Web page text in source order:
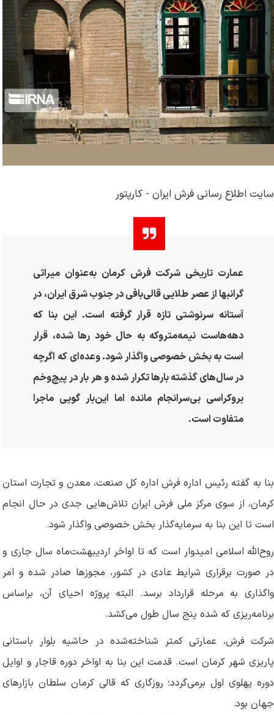
سایت اطلاع رسانی فرش ایران - کارپتور
عمارت تاریخی شرکت فرش کرمان به‌عنوان میراثی
گرانبها از عصر طلایی قالی‌بافی در جنوب شرق ایران، در
آستانه سرنوشتی تازه قرار گرفته است. این بنا که
دهه‌هاست نیمه‌متروکه به حال خود رها شده، قرار
است به بخش خصوصی واگذار شود. وعده‌ای که اگرچه
در سال‌های گذشته بارها تکرار شده و هر بار در پیچ‌وخم
بروکراسی بی‌سرانجام مانده اما این‌بار گویی ماجرا
متفاوت است.
بنا به گفته رئیس اداره فرش اداره کل صنعت، معدن و تجارت استان
کرمان، از سوی مرکز ملی فرش ایران تلاش‌هایی جدی در حال انجام
است تا این بنا به سرمایه‌گذار بخش خصوصی واگذار شود.
روح‌الله اسلامی امیدوار است که تا اواخر اردیبهشت‌ماه سال جاری و
در صورت برقراری شرایط عادی در کشور، مجوزها صادر شده و امر
واگذاری به مرحله قرارداد برسد. البته پروژه احیای آن، براساس
برنامه‌ریزی که شده پنج سال طول می‌کشد.
شرکت فرش، عمارتی کمتر شناخته‌شده در حاشیه بلوار باستانی
پاریزی شهر کرمان است. قدمت این بنا به اواخر دوره قاجار و اوایل
دوره پهلوی اول برمی‌گردد؛ روزگاری که قالی کرمان سلطان بازارهای
جهان بود.